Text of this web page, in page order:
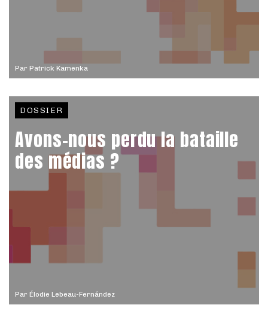
Par Patrick Kamenka
Par Élodie Lebeau-Fernández
DOSSIER
Avons-nous perdu la bataille
des médias ?